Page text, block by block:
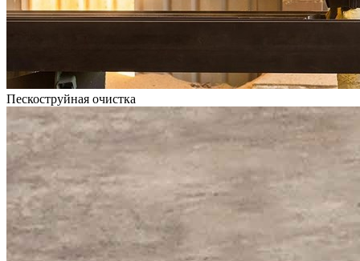
Пескоструйная очистка